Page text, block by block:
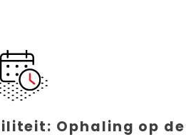
Ophaling op de